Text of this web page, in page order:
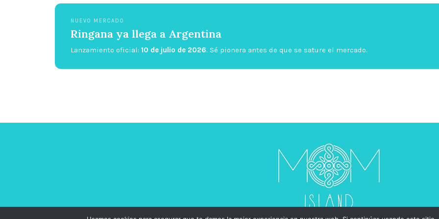
NUEVO MERCADO
Ringana ya llega a Argentina
Lanzamiento oficial: 10 de julio de 2026. Sé pionera antes de que se sature el mercado.